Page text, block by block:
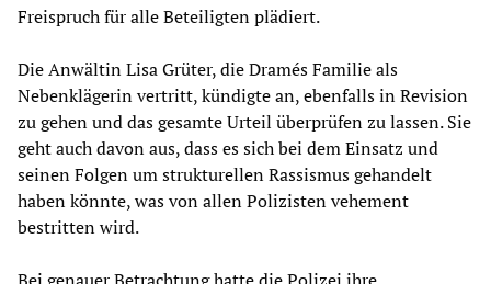
Freispruch für alle Beteiligten plädiert.
Die Anwältin Lisa Grüter, die Dramés Familie als
Nebenklägerin vertritt, kündigte an, ebenfalls in Revision
zu gehen und das gesamte Urteil überprüfen zu lassen. Sie
geht auch davon aus, dass es sich bei dem Einsatz und
seinen Folgen um strukturellen Rassismus gehandelt
haben könnte, was von allen Polizisten vehement
bestritten wird.